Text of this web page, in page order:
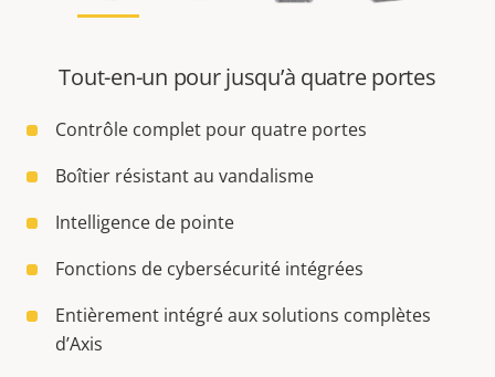
Tout-en-un pour jusqu’à quatre portes
Contrôle complet pour quatre portes
Boîtier résistant au vandalisme
Intelligence de pointe
Fonctions de cybersécurité intégrées
Entièrement intégré aux solutions complètes
d’Axis